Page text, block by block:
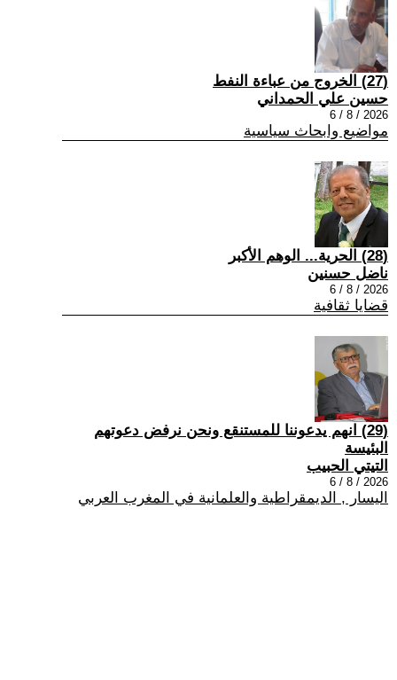
(27) الخروج من عباءة النفط
حسين علي الحمداني
2026 / 8 / 6
مواضيع وابحاث سياسية
(28) الحرية... الوهم الأكبر
ناضل حسنين
2026 / 8 / 6
قضايا ثقافية
(29) انهم يدعوننا للمستنقع ونحن نرفض دعوتهم
البئيسة
التيتي الحبيب
2026 / 8 / 6
اليسار , الديمقراطية والعلمانية في المغرب العربي